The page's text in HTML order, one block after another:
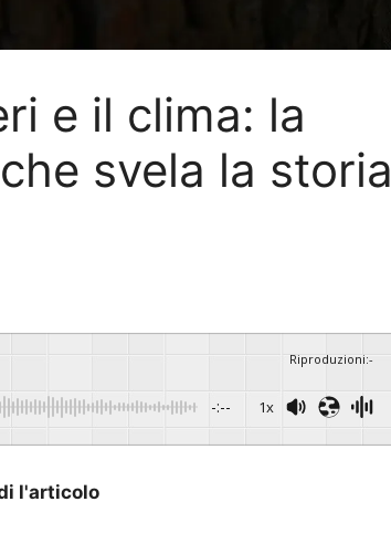
e il clima: la
svela la storia
Riproduzioni:-
-:-- 1x
l'articolo